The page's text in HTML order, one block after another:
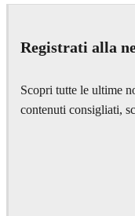
Registrati alla
Scopri tutte le ultime
contenuti consigliati,